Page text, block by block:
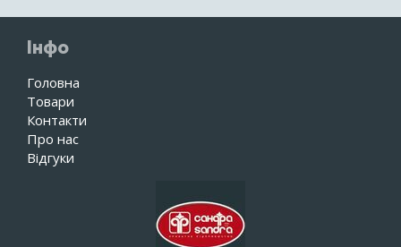
Інфо
Головна
Товари
Контакти
Про нас
Відгуки